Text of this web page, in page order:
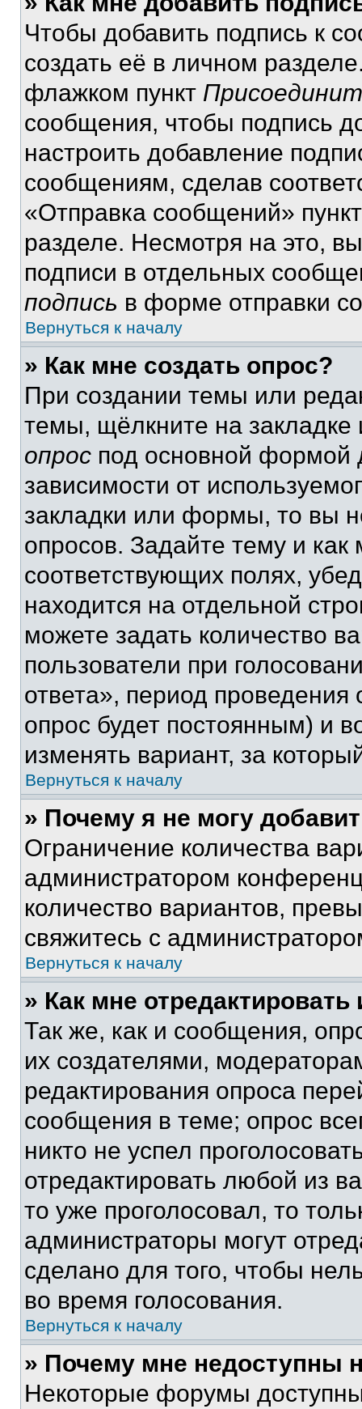
Чтобы добавить подпись к
создать её в личном
флажком пункт
сообщения, чтобы подпись
настроить добавление
сообщениям, сделав
«Отправка сообщений»
разделе. Несмотря на это,
подписи в отдельных
подпись в форме отправки
Вернуться к началу
» Как мне создать опрос?
При создании темы или
темы, щёлкните на
опрос под основной формой
зависимости от
закладки или формы, то вы
опросов. Задайте тему и
соответствующих полях,
находится на отдельной
можете задать количество
пользователи при
ответа», период проведения
опрос будет постоянным) и
изменять вариант, за
Вернуться к началу
» Почему я не могу
Ограничение количества
администратором
количество вариантов,
свяжитесь с
Вернуться к началу
» Как мне
Так же, как и сообщения,
их создателями,
редактирования опроса
сообщения в теме; опрос
никто не успел
отредактировать любой из
то уже проголосовал, то
администраторы могут
сделано для того, чтобы
во время голосования.
Вернуться к началу
» Почему мне недоступны
Некоторые форумы